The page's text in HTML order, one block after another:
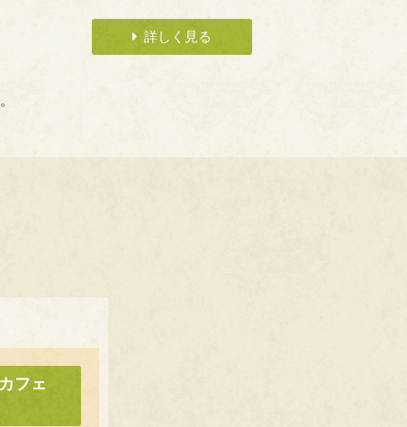
詳しく見る
フェ